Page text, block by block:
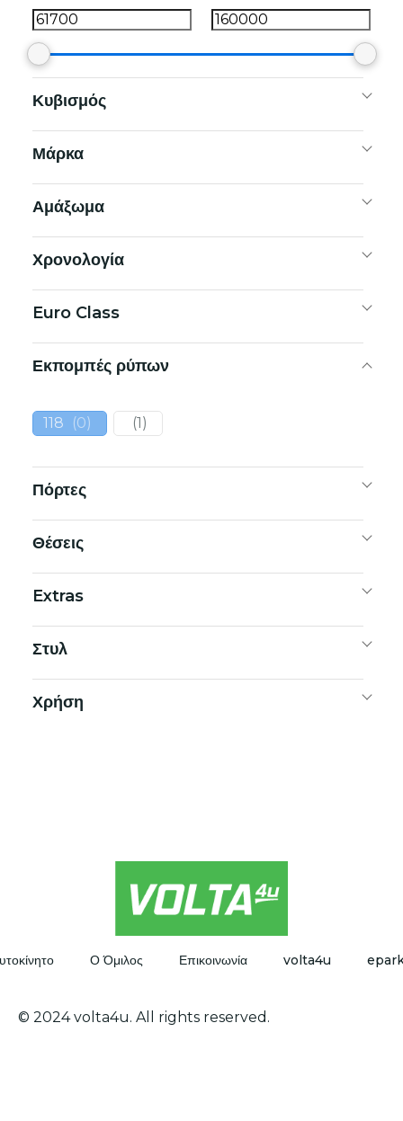
Κυβισμός
Μάρκα
Αμάξωμα
Χρονολογία
Euro Class
Εκπομπές ρύπων
118 (0) (1 )
Πόρτες
Θέσεις
Extras
Στυλ
Χρήση
Ο Όμιλος Επικοινωνία volta4u
© 2024 volta4u. All rights reserved.